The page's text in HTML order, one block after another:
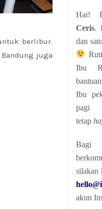
berlibur.
juga
Hai!
Ceris.
dan
Ibu
Ibu
pagi
tetap
Bagi
silakan
akun